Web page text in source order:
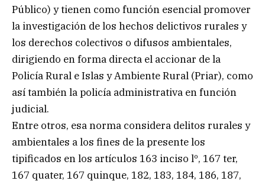
Público) y tienen como función esencial promover
la investigación de los hechos delictivos rurales y
los derechos colectivos o difusos ambientales,
dirigiendo en forma directa el accionar de la
Policía Rural e Islas y Ambiente Rural (Priar), como
así también la policía administrativa en función
judicial.
Entre otros, esa norma considera delitos rurales y
ambientales a los fines de la presente los
tipificados en los artículos 163 inciso lº, 167 ter,
167 quater, 167 quinque, 182, 183, 184, 186, 187,